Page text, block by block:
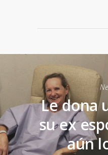
Le dona
su ex
aún